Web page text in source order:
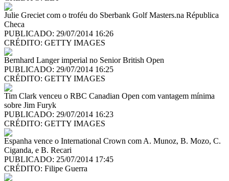
Julie Greciet com o troféu do Sberbank Golf Masters.na Républica
Checa
PUBLICADO: 29/07/2014 16:26
CRÉDITO: GETTY IMAGES
Bernhard Langer imperial no Senior British Open
PUBLICADO: 29/07/2014 16:25
CRÉDITO: GETTY IMAGES
Tim Clark venceu o RBC Canadian Open com vantagem mínima
sobre Jim Furyk
PUBLICADO: 29/07/2014 16:23
CRÉDITO: GETTY IMAGES
Espanha vence o International Crown com A. Munoz, B. Mozo, C.
Ciganda, e B. Recari
PUBLICADO: 25/07/2014 17:45
CRÉDITO: Filipe Guerra